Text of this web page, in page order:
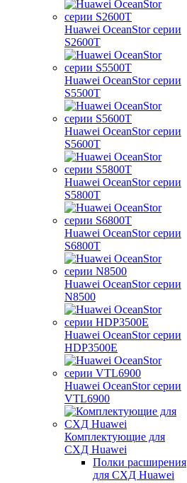
Huawei OceanStor серии
S2600T
Huawei OceanStor серии
S5500T
Huawei OceanStor серии
S5600T
Huawei OceanStor серии
S5800T
Huawei OceanStor серии
S6800T
Huawei OceanStor серии
N8500
Huawei OceanStor серии
HDP3500E
Huawei OceanStor серии
VTL6900
Комплектующие для
СХД Huawei
Полки расширения
для СХД Huawei